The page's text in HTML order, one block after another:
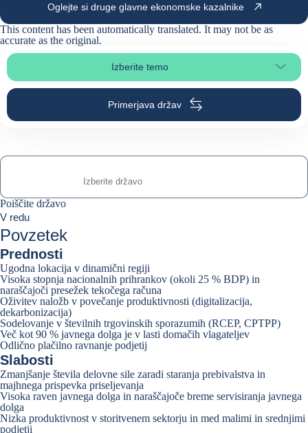
Oglejte si druge glavne ekonomske kazalnike
This content has been automatically translated. It may not be as
accurate as the original.
Izberite temo
Izberite poglavje strani
Primerjava držav
Poiščite državo
0suggestions
Poiščite državo
V redu
Povzetek
Prednosti
Ugodna lokacija v dinamični regiji
Visoka stopnja nacionalnih prihrankov (okoli 25 % BDP) in
naraščajoči presežek tekočega računa
Oživitev naložb v povečanje produktivnosti (digitalizacija,
dekarbonizacija)
Sodelovanje v številnih trgovinskih sporazumih (RCEP, CPTPP)
Več kot 90 % javnega dolga je v lasti domačih vlagateljev
Odlično plačilno ravnanje podjetij
Slabosti
Zmanjšanje števila delovne sile zaradi staranja prebivalstva in
majhnega prispevka priseljevanja
Visoka raven javnega dolga in naraščajoče breme servisiranja javnega
dolga
Nizka produktivnost v storitvenem sektorju in med malimi in srednjimi
podjetji